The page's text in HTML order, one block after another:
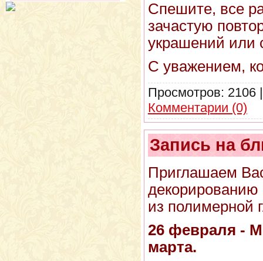
Спешите, все
зачастую
украшений или
С уважением,
Просмотров: 2106
Комментарии (0)
Запись на
Приглашаем
декорированию
из полимерной
26 февраля -
марта.